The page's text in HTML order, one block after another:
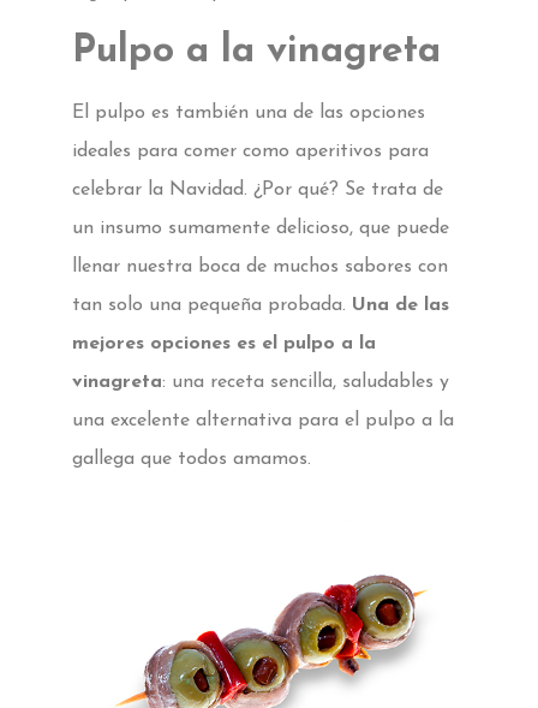
Pulpo a la vinagreta
El pulpo es también una de las opciones
ideales para comer como aperitivos para
celebrar la Navidad. ¿Por qué? Se trata de
un insumo sumamente delicioso, que puede
llenar nuestra boca de muchos sabores con
tan solo una pequeña probada. Una de las
mejores opciones es el pulpo a la
vinagreta: una receta sencilla, saludables y
una excelente alternativa para el pulpo a la
gallega que todos amamos.